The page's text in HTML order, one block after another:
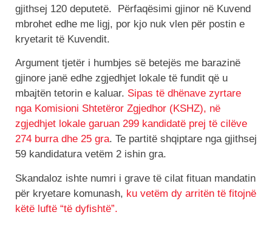
gjithsej 120 deputetë. Përfaqësimi gjinor në Kuvend
mbrohet edhe me ligj, por kjo nuk vlen për postin e
kryetarit të Kuvendit.
Argument tjetër i humbjes së betejës me barazinë
gjinore janë edhe zgjedhjet lokale të fundit që u
mbajtën tetorin e kaluar. Sipas të dhënave zyrtare
nga Komisioni Shtetëror Zgjedhor (KSHZ), në
zgjedhjet lokale garuan 299 kandidatë prej të cilëve
274 burra dhe 25 gra. Te partitë shqiptare nga gjithsej
59 kandidatura vetëm 2 ishin gra.
Skandaloz ishte numri i grave të cilat fituan mandatin
për kryetare komunash, ku vetëm dy arritën të fitojnë
këtë luftë “të dyfishtë”.